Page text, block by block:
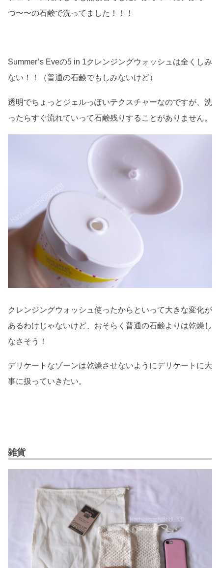
つ〜〜の石鹸で洗ってました！！！
Summer’s Eveの5 in 1クレンジングウォッシュは全くしみ
ない！！（普通の石鹸でもしみないけど）
透明でちょっとジェルっぽいテクスチャーなのですが、洗
ったらすぐ流れていって石鹸残りすることがありません。
クレンジングウォッシュ使ったからといって大きな変化が
あるわけじゃないけど、おそらく普通の石鹸よりは乾燥し
なさそう！
デリケートなゾーンは乾燥させないようにデリケートに大
事に扱っていきたい。
雑貨